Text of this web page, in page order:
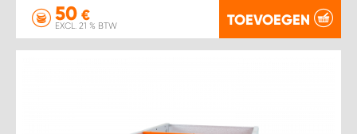
50 €
EXCL. 21 % BTW TOEVOEGEN